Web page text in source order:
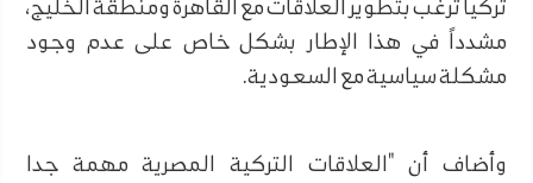
تركيا ترغب بتطوير العلاقات مع القاهرة ومنطقة الخليج،
مشدداً في هذا الإطار بشكل خاص على عدم وجود
مشكلة سياسية مع السعودية.
وأضاف أن "العلاقات التركية المصرية مهمة جدا